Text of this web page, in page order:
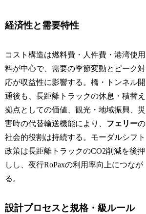
経済性と需要特性
コスト構造は燃料費・人件費・港湾使用
料が中心で、需要の季節変動とピーク対
応が収益性に影響する。橋・トンネル開
通後も、長距離トラックの休息・積替え
拠点としての価値、観光・地域振興、災
害時の代替輸送機能により、 フェリーの
社会的役割は持続する。モーダルシフト
政策は長距離トラックのCO2削減を後押
しし、夜行RoPaxの利用率向上につなが
る。
設計プロセスと規格・級ルール